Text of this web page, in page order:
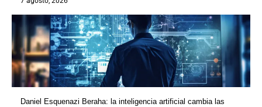
Daniel Esquenazi Beraha: la inteligencia artificial cambia las